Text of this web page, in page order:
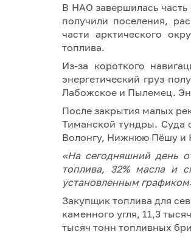
В НАО завершилась
получили поселения,
части арктического
топлива.
Из-за короткого
энергетический груз
Лабожское и Пылемец.
После закрытия малых
Тиманской тундры.
Волонгу, Нижнюю Пёшу и
«На сегодняшний день
топлива, 32% масла и
установленным
Закупщик топлива для
каменного угля, 11,3
тысяч тонн топливных